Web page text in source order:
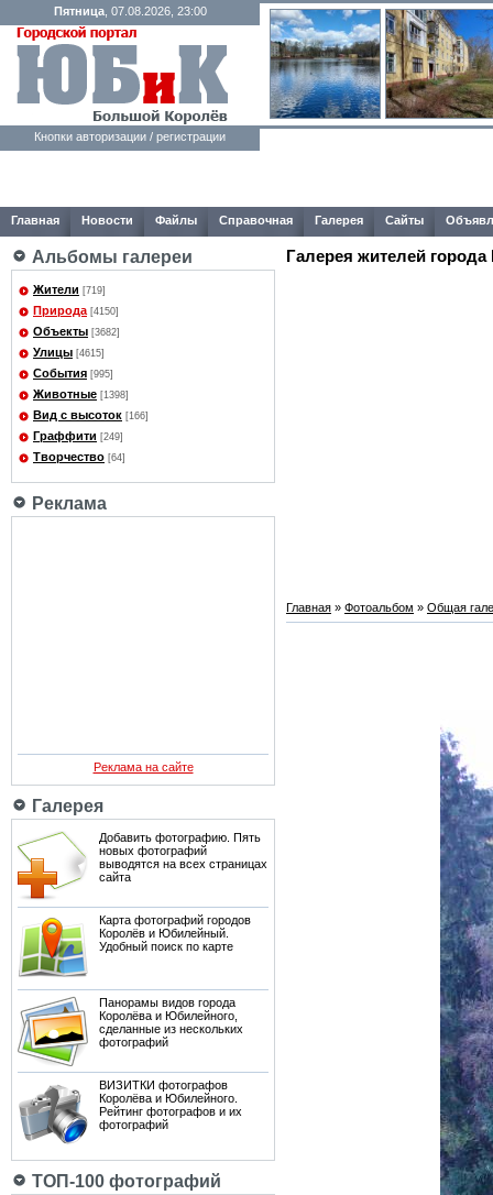
Пятница, 07.08.2026, 23:00
Кнопки авторизации / регистрации
Главная Новости Файлы Справочная Галерея Сайты
Альбомы галереи
Жители [719]
Природа [4150]
Объекты [3682]
Улицы [4615]
События [995]
Животные [1398]
Вид с высоток [166]
Граффити [249]
Творчество [64]
Реклама
Реклама на сайте
Галерея
Добавить фотографию. Пять
новых фотографий
выводятся на всех страницах
сайта
Карта фотографий городов
Королёв и Юбилейный.
Удобный поиск по карте
Панорамы видов города
Королёва и Юбилейного,
сделанные из нескольких
фотографий
ВИЗИТКИ фотографов
Королёва и Юбилейного.
Рейтинг фотографов и их
фотографий
ТОП-100 фотографий
Галерея жителей города
Главная » Фотоальбом » Общая